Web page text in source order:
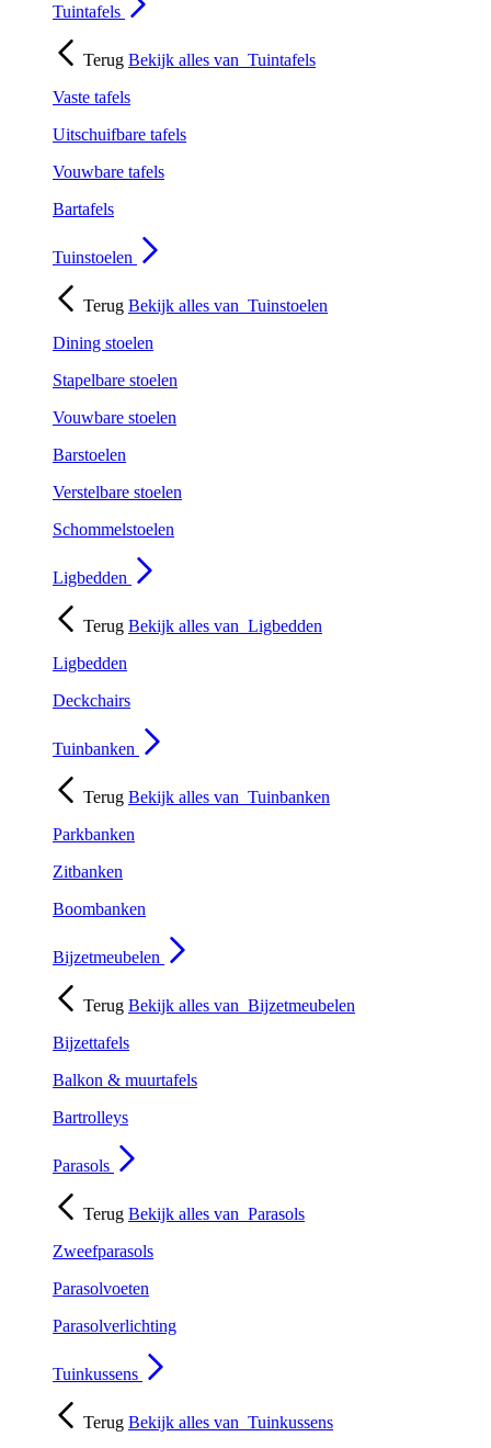
Tuintafels
Terug Bekijk alles van Tuintafels
Vaste tafels
Uitschuifbare tafels
Vouwbare tafels
Bartafels
Tuinstoelen
Terug Bekijk alles van Tuinstoelen
Dining stoelen
Stapelbare stoelen
Vouwbare stoelen
Barstoelen
Verstelbare stoelen
Schommelstoelen
Ligbedden
Terug Bekijk alles van Ligbedden
Ligbedden
Deckchairs
Tuinbanken
Terug Bekijk alles van Tuinbanken
Parkbanken
Zitbanken
Boombanken
Bijzetmeubelen
Terug Bekijk alles van Bijzetmeubelen
Bijzettafels
Balkon & muurtafels
Bartrolleys
Parasols
Terug Bekijk alles van Parasols
Zweefparasols
Parasolvoeten
Parasolverlichting
Tuinkussens
Terug Bekijk alles van Tuinkussens